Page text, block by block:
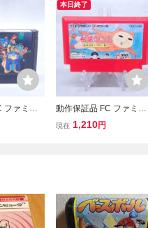
ファミコ
だ!【PP
本日終了
動作保証品 FC ファミコ
ン 伝染るんです。 かわう
現在 1,210円